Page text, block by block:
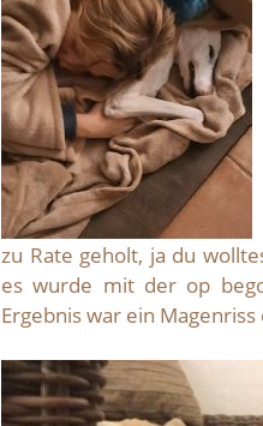
zu Rate geholt, ja du
es wurde mit der op
Ergebnis war ein